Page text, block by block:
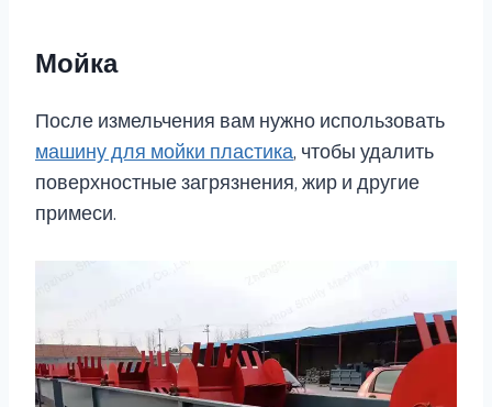
Мойка
После измельчения вам нужно использовать
машину для мойки пластика, чтобы удалить
поверхностные загрязнения, жир и другие
примеси.